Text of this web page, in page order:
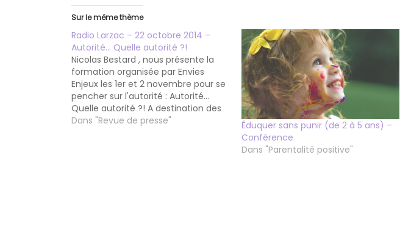
Sur le même thème
Radio Larzac – 22 octobre 2014 –
Autorité… Quelle autorité ?!
Nicolas Bestard , nous présente la
formation organisée par Envies
Enjeux les 1er et 2 novembre pour se
pencher sur l'autorité : Autorité...
Quelle autorité ?! A destination des
parents et professionnels en
Dans "Revue de presse"
Éduquer sans punir (de 2 à 5 ans) –
Conférence
Dans "Parentalité positive"